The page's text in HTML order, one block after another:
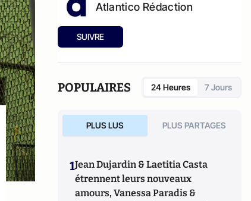
Atlantico Rédaction
SUIVRE
POPULAIRES 24 Heures 7 Jours
PLUS LUS PLUS PARTAGES
1Jean Dujardin & Laetitia Casta
étrennent leurs nouveaux
amours, Vanessa Paradis &